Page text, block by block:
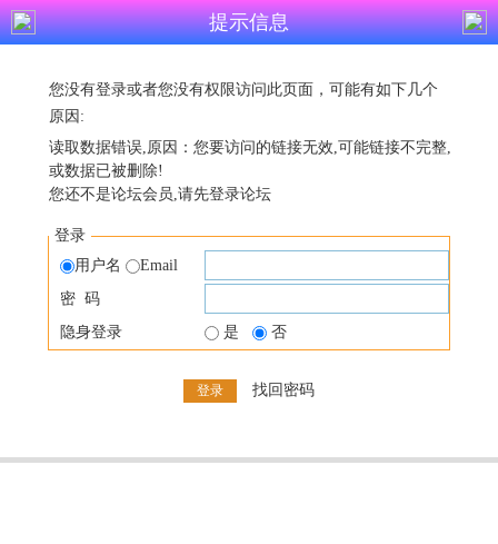
提示信息
您没有登录或者您没有权限访问此页面，可能有如下几个
原因:
读取数据错误,原因：您要访问的链接无效,可能链接不完整,
或数据已被删除!
您还不是论坛会员,请先登录论坛
登录
用户名
Email
密 码
隐身登录
是 否
找回密码